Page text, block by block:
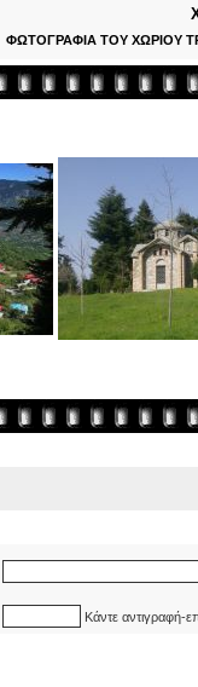
ΦΩΤΟΓΡΑΦΙΑ ΤΟΥ ΧΩΡΙΟΥ
Κάντε αντιγραφή-